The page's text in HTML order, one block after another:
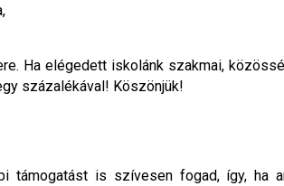
Ha elégedett iskolánk szakmai,
százalékával! Köszönjük!
támogatást is szívesen fogad, így, ha